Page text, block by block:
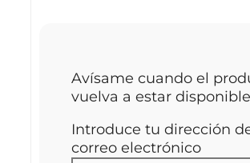
Avísame cuando el
vuelva a estar
Introduce tu dirección
correo electrónico